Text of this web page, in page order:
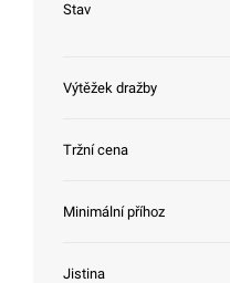
Stav
Výtěžek dražby
Tržní cena
Minimální příhoz
Jistina